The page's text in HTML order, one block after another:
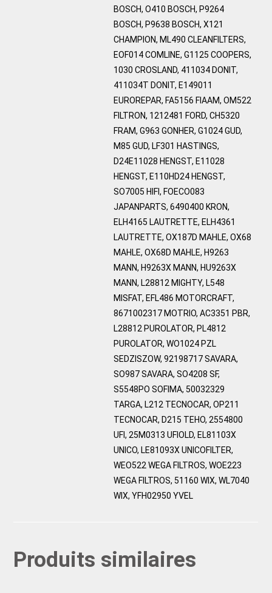
BOSCH, O410 BOSCH, P9264
BOSCH, P9638 BOSCH, X121
CHAMPION, ML490 CLEANFILTERS,
EOF014 COMLINE, G1125 COOPERS,
1030 CROSLAND, 411034 DONIT,
411034T DONIT, E149011
EUROREPAR, FA5156 FIAAM, OM522
FILTRON, 1212481 FORD, CH5320
FRAM, G963 GONHER, G1024 GUD,
M85 GUD, LF301 HASTINGS,
D24E11028 HENGST, E11028
HENGST, E110HD24 HENGST,
SO7005 HIFI, FOECO083
JAPANPARTS, 6490400 KRON,
ELH4165 LAUTRETTE, ELH4361
LAUTRETTE, OX187D MAHLE, OX68
MAHLE, OX68D MAHLE, H9263
MANN, H9263X MANN, HU9263X
MANN, L28812 MIGHTY, L548
MISFAT, EFL486 MOTORCRAFT,
8671002317 MOTRIO, AC3351 PBR,
L28812 PUROLATOR, PL4812
PUROLATOR, WO1024 PZL
SEDZISZOW, 92198717 SAVARA,
SO987 SAVARA, SO4208 SF,
S5548PO SOFIMA, 50032329
TARGA, L212 TECNOCAR, OP211
TECNOCAR, D215 TEHO, 2554800
UFI, 25M0313 UFIOLD, EL81103X
UNICO, LE81093X UNICOFILTER,
WEO522 WEGA FILTROS, WOE223
WEGA FILTROS, 51160 WIX, WL7040
WIX, YFH02950 YVEL
Produits similaires